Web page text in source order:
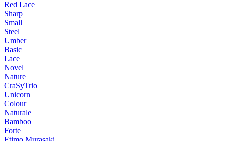
Red Lace
Sharp
Small
Steel
Umber
Basic
Lace
Novel
Nature
CraSyTrio
Unicorn
Colour
Naturale
Bamboo
Forte